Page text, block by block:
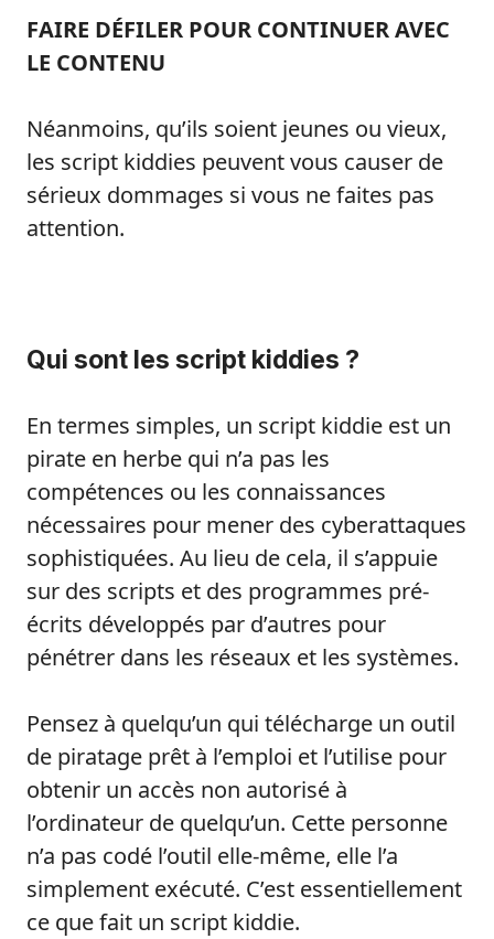
FAIRE DÉFILER POUR CONTINUER AVEC
LE CONTENU
Néanmoins, qu’ils soient jeunes ou vieux,
les script kiddies peuvent vous causer de
sérieux dommages si vous ne faites pas
attention.
Qui sont les script kiddies ?
En termes simples, un script kiddie est un
pirate en herbe qui n’a pas les
compétences ou les connaissances
nécessaires pour mener des cyberattaques
sophistiquées. Au lieu de cela, il s’appuie
sur des scripts et des programmes pré-
écrits développés par d’autres pour
pénétrer dans les réseaux et les systèmes.
Pensez à quelqu’un qui télécharge un outil
de piratage prêt à l’emploi et l’utilise pour
obtenir un accès non autorisé à
l’ordinateur de quelqu’un. Cette personne
n’a pas codé l’outil elle-même, elle l’a
simplement exécuté. C’est essentiellement
ce que fait un script kiddie.